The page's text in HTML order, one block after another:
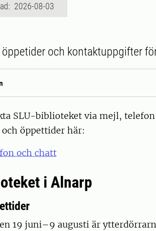
2026-08-03
och kontaktuppgifter
SLU-biblioteket via mejl,
öppettider här:
och chatt
i Alnarp
19 juni–9 augusti är